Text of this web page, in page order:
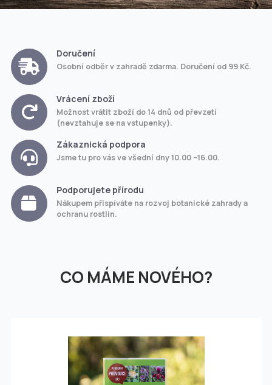
Doručení
Osobní odběr v zahradě zdarma. Doručení od 99 Kč.
Vrácení zboží
Možnost vrátit zboží do 14 dnů od převzetí
(nevztahuje se na vstupenky).
Zákaznická podpora
Jsme tu pro vás ve všední dny 10.00 –16.00.
Podporujete přírodu
Nákupem přispíváte na rozvoj botanické zahrady a
ochranu rostlin.
CO MÁME NOVÉHO?